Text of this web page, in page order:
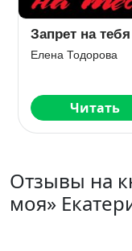
Запрет на тебя
Елена Тодорова
Читать
Отзывы на
моя»